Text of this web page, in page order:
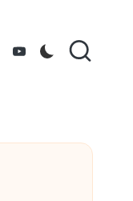
YouTube